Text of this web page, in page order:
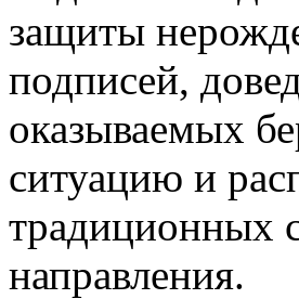
защиты
подписей,
оказываемых
ситуацию и
традиционных
направления.